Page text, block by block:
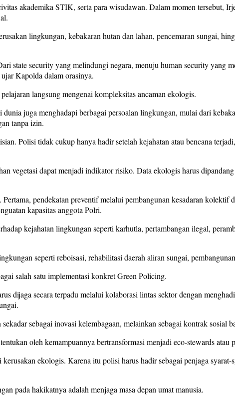
akademika STIK, serta para wisudawan. Dalam momen tersebut,
lingkungan, kebakaran hutan dan lahan, pencemaran sungai,
state security yang melindungi negara, menuju human security
Kapolda dalam orasinya.
langsung mengenai kompleksitas ancaman ekologis.
juga menghadapi berbagai persoalan lingkungan, mulai dari
tanpa izin.
Polisi tidak cukup hanya hadir setelah kejahatan atau bencana
vegetasi dapat menjadi indikator risiko. Data ekologis harus
pendekatan preventif melalui pembangunan kesadaran
kapasitas anggota Polri.
kejahatan lingkungan seperti karhutla, pertambangan ilegal,
seperti reboisasi, rehabilitasi daerah aliran sungai,
salah satu implementasi konkret Green Policing.
dijaga secara terpadu melalui kolaborasi lintas sektor dengan
sebagai inovasi kelembagaan, melainkan sebagai kontrak sosial
oleh kemampuannya bertransformasi menjadi eco-stewards atau
ekologis. Karena itu polisi harus hadir sebagai penjaga
pada hakikatnya adalah menjaga masa depan umat manusia.